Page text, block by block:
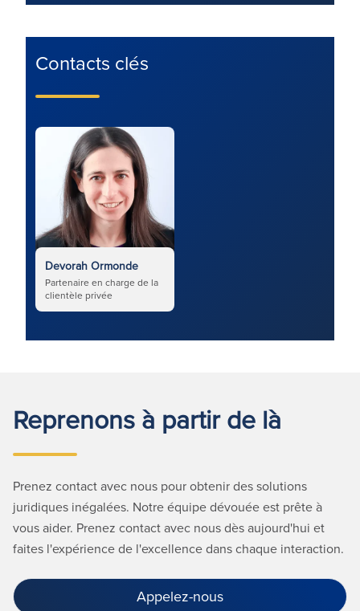
Contacts clés
Devorah Ormonde
Partenaire en charge de la
clientèle privée
Reprenons à partir de là
Prenez contact avec nous pour obtenir des solutions
juridiques inégalées. Notre équipe dévouée est prête à
vous aider. Prenez contact avec nous dès aujourd'hui et
faites l'expérience de l'excellence dans chaque interaction.
Appelez-nous